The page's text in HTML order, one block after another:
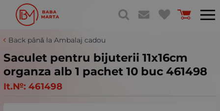
Back până la Ambalaj cadou
Saculet pentru bijuterii 11x16cm
organza alb 1 pachet 10 buc 461498
It.№: 461498